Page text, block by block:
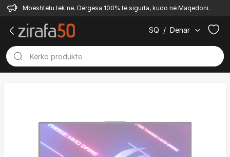
Mbështetu tek ne. Dërgesa 100% të sigurta, kudo në Maqedoni.
SQ / Denar